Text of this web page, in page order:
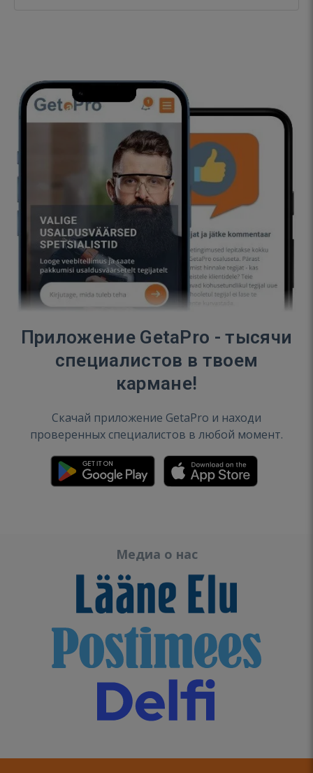
Приложение GetaPro - тысячи
специалистов в твоем
кармане!
Скачай приложение GetaPro и находи
проверенных специалистов в любой момент.
Медиа о нас